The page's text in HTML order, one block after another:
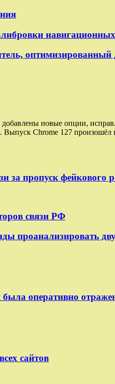
навигационных
оптимизированный
добавлены новые опции,
Выпуск Chrome 127
за пропуск фейкового
связи РФ
проанализировать
была оперативно
сайтов